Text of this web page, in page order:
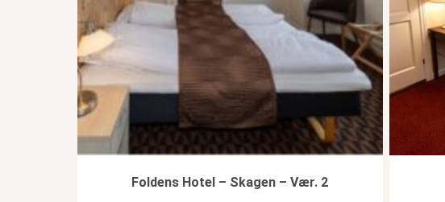
Foldens Hotel – Skagen – Vær. 2